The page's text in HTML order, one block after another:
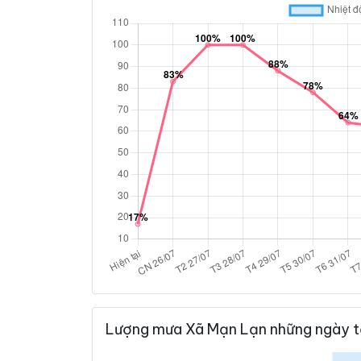
Lượng mưa Xã Mạn Lạn những ngày